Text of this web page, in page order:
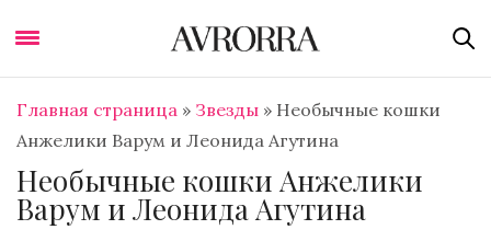
Главная страница » Звезды » Необычные кошки
Анжелики Варум и Леонида Агутина
Необычные кошки Анжелики
Варум и Леонида Агутина